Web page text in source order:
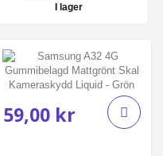
I lager
59,00 kr